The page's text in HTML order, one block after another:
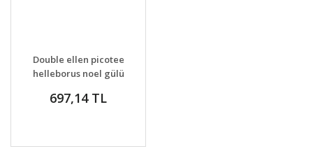
DETAYLAR
VER
Double ellen picotee
helleborus noel gülü
697,14 TL